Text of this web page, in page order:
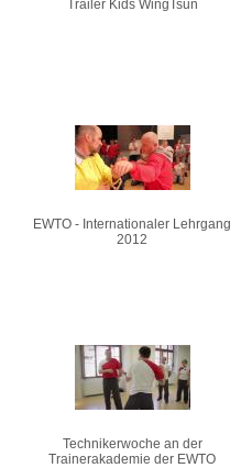
Trailer Kids WingTsun
EWTO - Internationaler Lehrgang
2012
Technikerwoche an der
Trainerakademie der EWTO